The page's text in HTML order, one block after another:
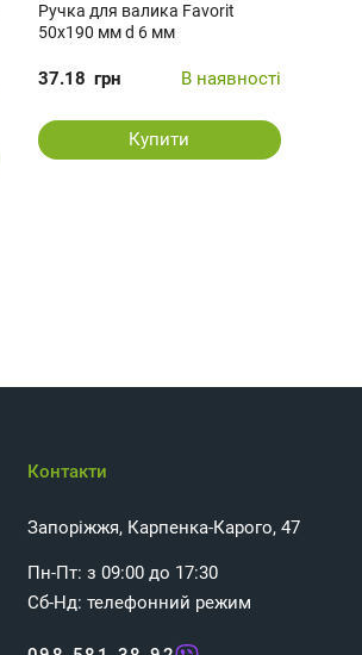
Ручка для валика Favorit
50х190 мм d 6 мм
37.18 грн В наявності
Купити
Контакти
Запоріжжя, Карпенка-Карого, 47
Пн-Пт: з 09:00 до 17:30
Сб-Нд: телефонний режим